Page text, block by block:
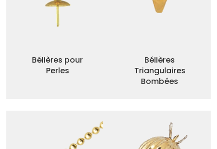
Bélières pour
Perles
Bélières
Triangulaires
Bombées